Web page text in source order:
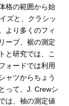
格の範囲から始
ズと、クラシッ
より多くのフィ
ーブ、裾の測定
と研究では、こ
ォードでは利用
ャツからちょう
って、J. Crewシ
は、袖の測定値